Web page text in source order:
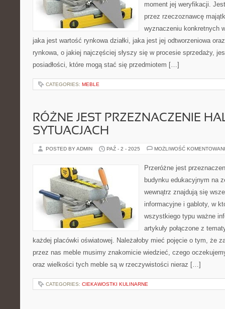
moment jej weryfikacji.
przez rzeczoznawcę
wyznaczeniu konkretnych
jaka jest wartość rynkowa działki, jaka jest jej odtworzeniowa
rynkowa, o jakiej najczęściej słyszy się w procesie sprzedaży,
posiadłości, które mogą stać się przedmiotem […]
CATEGORIES: MEBLE
RÓŻNE JEST PRZEZNACZENIE
SYTUACJACH
POSTED BY ADMIN PAŹ - 2 - 2025 MOŻLIWOŚĆ
Przeróżne jest
budynku edukacyjnym na
wewnątrz znajdują się
informacyjne i gabloty, w
wszystkiego typu ważne
artykuły połączone z
każdej placówki oświatowej. Należałoby mieć pojęcie o tym, że
przez nas meble musimy znakomicie wiedzieć, czego
oraz wielkości tych meble są w rzeczywistości nieraz […]
CATEGORIES: CIEKAWOSTKI KULINARNE